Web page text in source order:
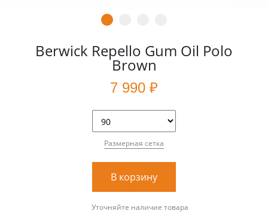
Berwick Repello Gum Oil Polo
Brown
7 990 ₽
Размерная сетка
В корзину
Уточняйте наличие товара